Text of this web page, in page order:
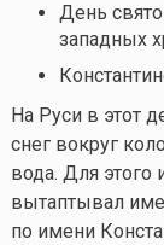
День
западных
На Руси в этот
снег вокруг
вода. Для этого
вытаптывал
по имени